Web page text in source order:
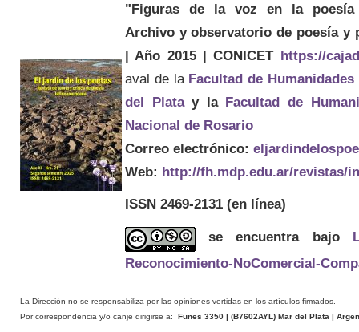
"Figuras de la voz en la poesía
Archivo y observatorio de poesía y
| Año 2015 | CONICET https://
aval de la Facultad de Humanidades
del Platay la Facultad de
Nacional de Rosario
Correo electrónico:
Web: http://fh.mdp.edu.ar/revistas/
ISSN 2469-2131 (en línea)
se encuentra bajo
Reconocimiento-NoComercial-
La Dirección no se responsabiliza por las opiniones vertidas en los artículos firmados.
Por correspondencia y/o canje dirigirse a: Funes 3350 | (B7602AYL) Mar del Plata |